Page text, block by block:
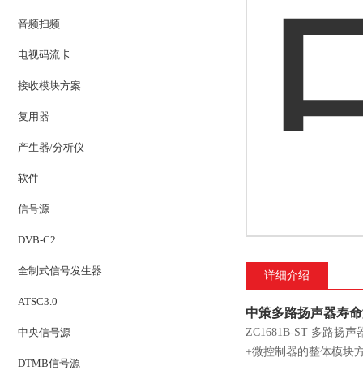
音频扫频
电视码流卡
接收模块方案
复用器
产生器/分析仪
软件
信号源
DVB-C2
全制式信号发生器
ATSC3.0
中央信号源
DTMB信号源
详细介绍
中策多路扬声器寿
ZC1681B-ST 多路扬
+微控制器的整体模块